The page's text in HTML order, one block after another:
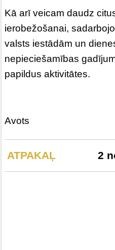
Kā arī veicam daudz
ierobežošanai,
valsts iestādām un
nepieciešamības
papildus aktivitātes.
Avots
ATPAKAĻ 2